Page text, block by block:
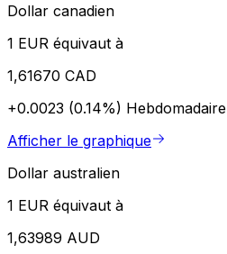
Dollar canadien
1 EUR équivaut à
1,61670 CAD
+0.0023 (0.14%) Hebdomadaire
Afficher le graphique
Dollar australien
1 EUR équivaut à
1,63989 AUD